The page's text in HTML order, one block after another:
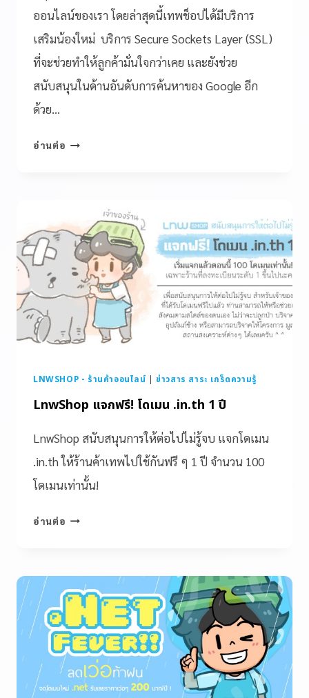
ออนไลน์ของเรา โดยล่าสุดนี้เทพช็อปได้มีบริการ
เสริมน้องใหม่ บริการ Secure Sockets Layer (SSL)
ที่จะช่วยทำให้ลูกค้ามั่นใจกว่าเคย และยังช่วย
สนับสนุนในด้านอันดับการค้นหาของ Google อีก
ด้วย…
อ่านต่อ
LNWSHOP - ร้านค้าออนไลน์ |ข่าวสาร สาระ เกร็ดความรู้
LnwShop แจกฟรี! โดเมน .in.th 1 ปี
LnwShop สนับสนุนการให้ต่อไปไม่รู้จบ แจกโดเมน
.in.th ให้ร้านค้าเทพไปใช้กันฟรี ๆ 1 ปี จำนวน 100
โดเมนเท่านั้น!
อ่านต่อ